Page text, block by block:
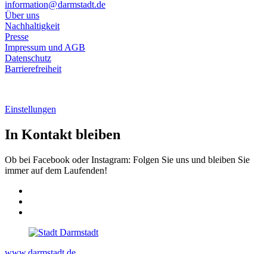
information@darmstadt.de
Über uns
Nachhaltigkeit
Presse
Impressum und AGB
Datenschutz
Barrierefreiheit
Einstellungen
In Kontakt bleiben
Ob bei Facebook oder Instagram: Folgen Sie uns und bleiben Sie
immer auf dem Laufenden!